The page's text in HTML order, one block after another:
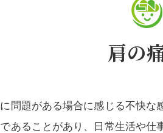
肩の
問題がある場合に感じる不快な
あることがあり、日常生活や仕